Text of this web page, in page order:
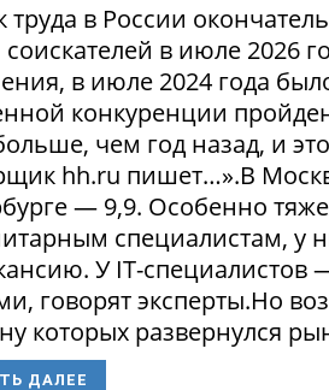
труда в России
соискателей в июле 2026
в июле 2024 года
конкуренции
чем год назад, и
hh.ru пишет…».В
— 9,9. Особенно
специалистам,
У IT-
говорят эксперты.Но
которых развернулся
ДАЛЕЕ